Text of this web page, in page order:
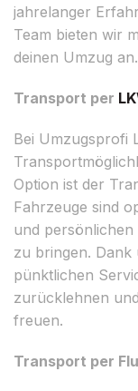
jahrelanger
Team bieten wir
deinen Umzug an.
Transport per
Bei Umzugsprofi
Option ist der
Fahrzeuge sind
und persönlichen
zu bringen.
pünktlichen
zurücklehnen
freuen.
Transport per